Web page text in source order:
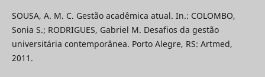
SOUSA, A. M. C. Gestão acadêmica atual. In.: COLOMBO,
Sonia S.; RODRIGUES, Gabriel M. Desafios da gestão
universitária contemporânea. Porto Alegre, RS: Artmed,
2011.